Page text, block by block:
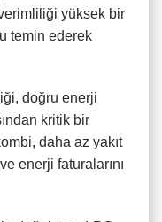
yüksek bir
temin ederek
doğru enerji
kritik bir
daha az yakıt
enerji faturalarını